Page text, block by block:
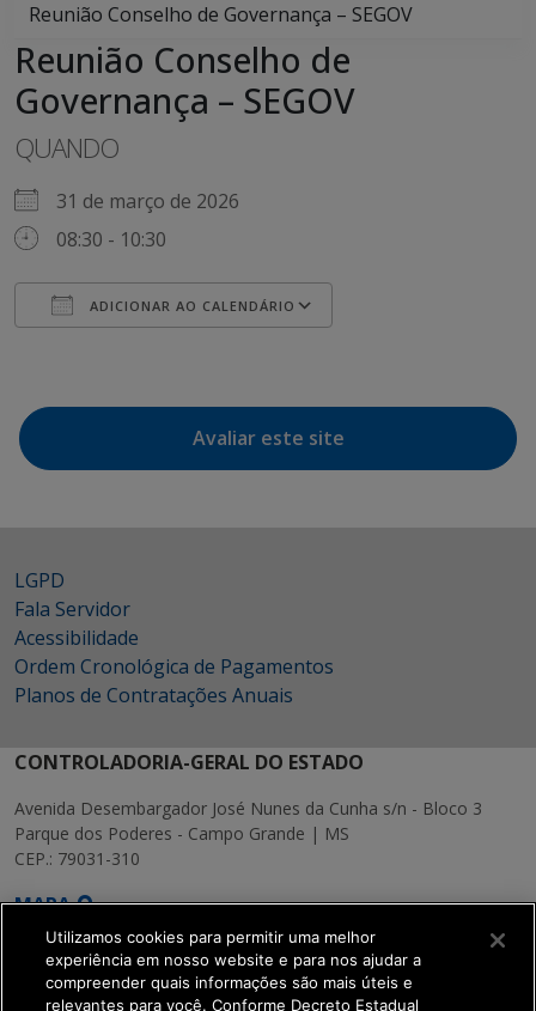
Reunião Conselho de Governança – SEGOV
Reunião Conselho de
Governança – SEGOV
QUANDO
31 de março de 2026
08:30 - 10:30
ADICIONAR AO CALENDÁRIO
Avaliar este site
LGPD
Fala Servidor
Acessibilidade
Ordem Cronológica de Pagamentos
Planos de Contratações Anuais
CONTROLADORIA-GERAL DO ESTADO
Avenida Desembargador José Nunes da Cunha s/n - Bloco 3
Parque dos Poderes - Campo Grande | MS
CEP.: 79031-310
MAPA
Utilizamos cookies para permitir uma melhor
experiência em nosso website e para nos ajudar a
compreender quais informações são mais úteis e
relevantes para você. Conforme Decreto Estadual